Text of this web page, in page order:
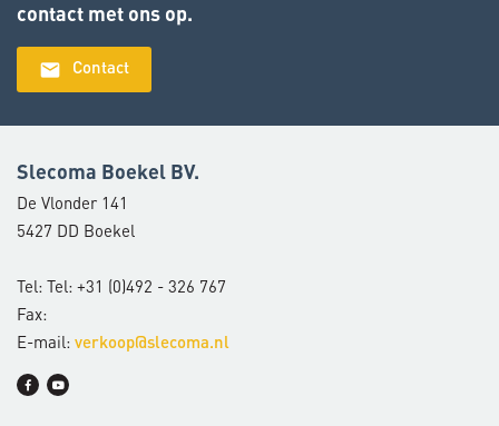
contact met ons op.
email Contact
Slecoma Boekel BV.
De Vlonder 141
5427 DD Boekel
Tel: Tel: +31 (0)492 - 326 767
Fax:
E-mail: verkoop@slecoma.nl